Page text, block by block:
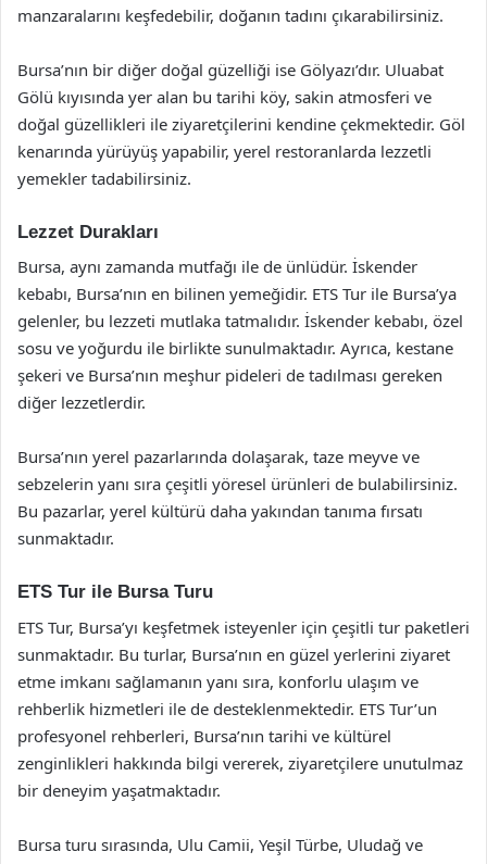
manzaralarını keşfedebilir, doğanın tadını çıkarabilirsiniz.
Bursa’nın bir diğer doğal güzelliği ise Gölyazı’dır. Uluabat
Gölü kıyısında yer alan bu tarihi köy, sakin atmosferi ve
doğal güzellikleri ile ziyaretçilerini kendine çekmektedir. Göl
kenarında yürüyüş yapabilir, yerel restoranlarda lezzetli
yemekler tadabilirsiniz.
Lezzet Durakları
Bursa, aynı zamanda mutfağı ile de ünlüdür. İskender
kebabı, Bursa’nın en bilinen yemeğidir. ETS Tur ile Bursa’ya
gelenler, bu lezzeti mutlaka tatmalıdır. İskender kebabı, özel
sosu ve yoğurdu ile birlikte sunulmaktadır. Ayrıca, kestane
şekeri ve Bursa’nın meşhur pideleri de tadılması gereken
diğer lezzetlerdir.
Bursa’nın yerel pazarlarında dolaşarak, taze meyve ve
sebzelerin yanı sıra çeşitli yöresel ürünleri de bulabilirsiniz.
Bu pazarlar, yerel kültürü daha yakından tanıma fırsatı
sunmaktadır.
ETS Tur ile Bursa Turu
ETS Tur, Bursa’yı keşfetmek isteyenler için çeşitli tur paketleri
sunmaktadır. Bu turlar, Bursa’nın en güzel yerlerini ziyaret
etme imkanı sağlamanın yanı sıra, konforlu ulaşım ve
rehberlik hizmetleri ile de desteklenmektedir. ETS Tur’un
profesyonel rehberleri, Bursa’nın tarihi ve kültürel
zenginlikleri hakkında bilgi vererek, ziyaretçilere unutulmaz
bir deneyim yaşatmaktadır.
Bursa turu sırasında, Ulu Camii, Yeşil Türbe, Uludağ ve